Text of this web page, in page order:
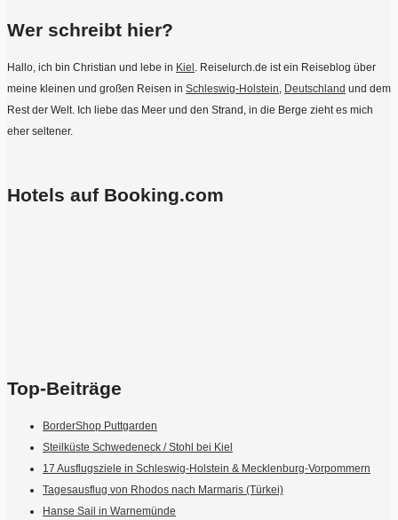
Wer schreibt hier?
Hallo, ich bin Christian und lebe in Kiel. Reiselurch.de ist ein Reiseblog über
meine kleinen und großen Reisen in Schleswig-Holstein, Deutschland und dem
Rest der Welt. Ich liebe das Meer und den Strand, in die Berge zieht es mich
eher seltener.
Hotels auf Booking.com
Top-Beiträge
BorderShop Puttgarden
Steilküste Schwedeneck / Stohl bei Kiel
17 Ausflugsziele in Schleswig-Holstein & Mecklenburg-Vorpommern
Tagesausflug von Rhodos nach Marmaris (Türkei)
Hanse Sail in Warnemünde